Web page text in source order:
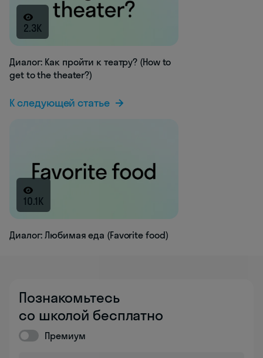
2.3K
Диалог: Как пройти к театру? (How to
get to the theater?)
К следующей статье
10.1K
Диалог: Любимая еда (Favorite food)
Познакомьтесь
со школой бесплатно
Премиум